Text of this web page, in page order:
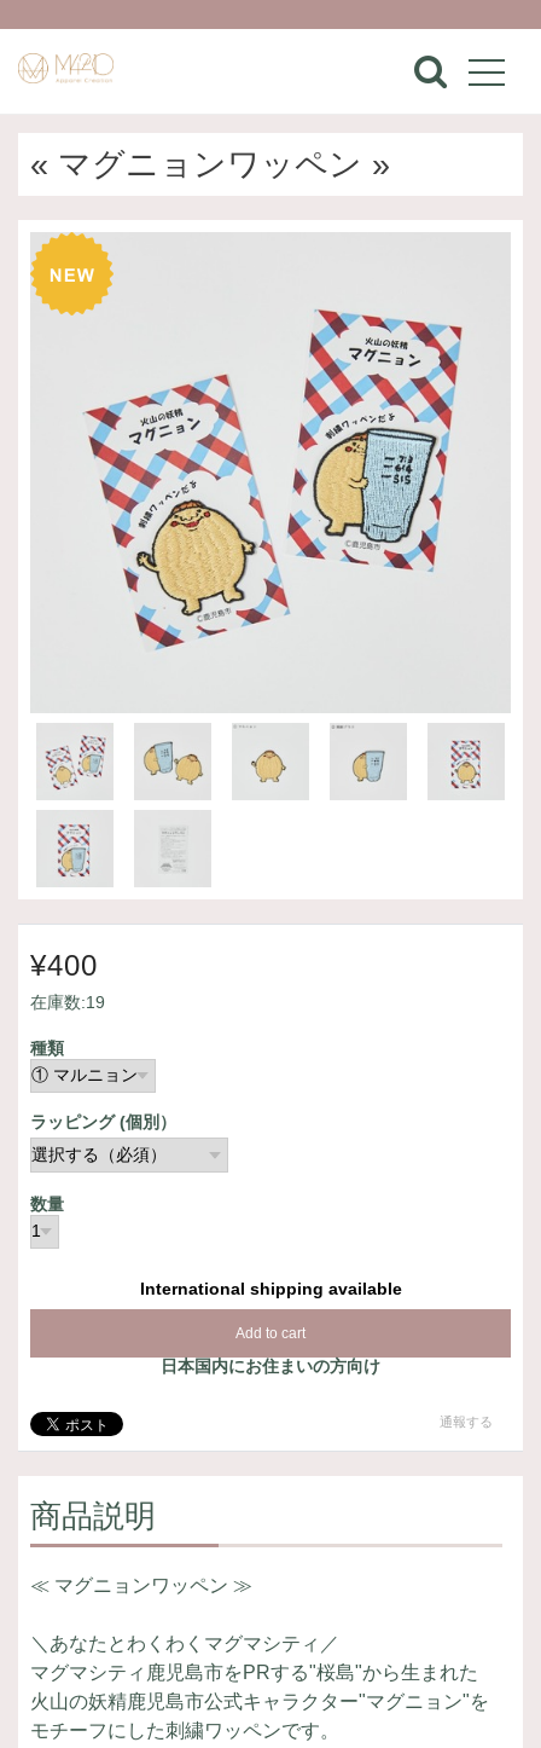
« マグニョンワッペン »
¥400
在庫数:19
種類
ラッピング (個別）
数量
International shipping available
Add to cart
日本国内にお住まいの方向け
通報する
商品説明
≪ マグニョンワッペン ≫
＼あなたとわくわくマグマシティ／
マグマシティ鹿児島市をPRする"桜島"から生まれた
火山の妖精鹿児島市公式キャラクター"マグニョン"を
モチーフにした刺繍ワッペンです。